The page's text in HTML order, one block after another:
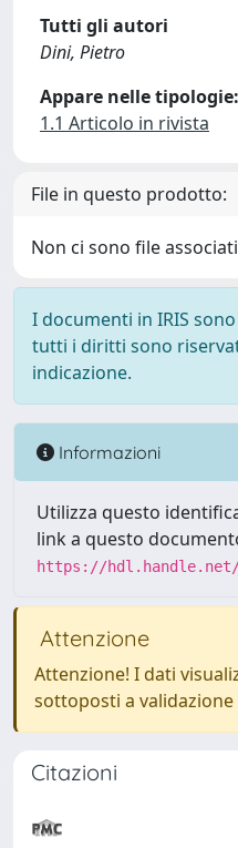
Tutti gli autori
Dini, Pietro
Appare nelle tipologie:
1.1 Articolo in rivista
File in questo prodotto:
Non ci sono file
I documenti in IRIS
tutti i diritti sono
indicazione.
Informazioni
Utilizza questo
link a questo
https://hdl.handle.net/
Attenzione
Attenzione! I dati
sottoposti a
Citazioni